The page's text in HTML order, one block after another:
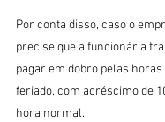
Por conta disso, caso o
precise que a funcionária
pagar em dobro pelas
feriado, com acréscimo de
hora normal.